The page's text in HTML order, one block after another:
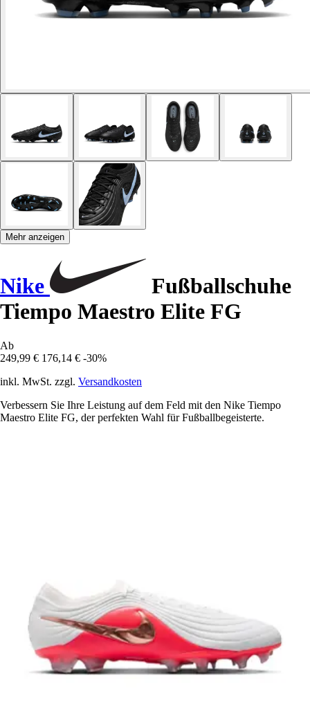
Mehr anzeigen
Nike
Fußballschuhe
Tiempo Maestro Elite FG
Ab
249,99 € 176,14 € -30%
inkl. MwSt. zzgl. Versandkosten
Verbessern Sie Ihre Leistung auf dem Feld mit den Nike Tiempo
Maestro Elite FG, der perfekten Wahl für Fußballbegeisterte.